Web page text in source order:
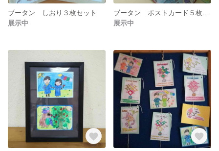
ブータン しおり３枚セット
展示中
展示中